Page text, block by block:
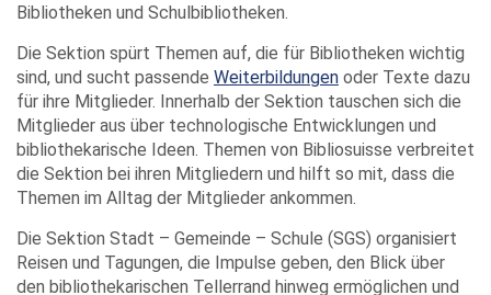
Bibliotheken und Schulbibliotheken.
Die Sektion spürt Themen auf, die für Bibliotheken wichtig
sind, und sucht passende Weiterbildungen oder Texte dazu
für ihre Mitglieder. Innerhalb der Sektion tauschen sich die
Mitglieder aus über technologische Entwicklungen und
bibliothekarische Ideen. Themen von Bibliosuisse verbreitet
die Sektion bei ihren Mitgliedern und hilft so mit, dass die
Themen im Alltag der Mitglieder ankommen.
Die Sektion Stadt – Gemeinde – Schule (SGS) organisiert
Reisen und Tagungen, die Impulse geben, den Blick über
den bibliothekarischen Tellerrand hinweg ermöglichen und